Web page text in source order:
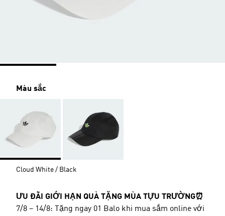
Màu sắc
Cloud White / Black
ƯU ĐÃI GIỚI HẠN QUÀ TẶNG MÙA TỰU TRƯỜNG⏰
7/8 – 14/8: Tặng ngay 01 Balo khi mua sắm online với